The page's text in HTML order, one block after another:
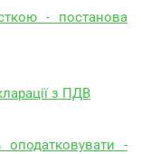
- постанова
з ПДВ
-